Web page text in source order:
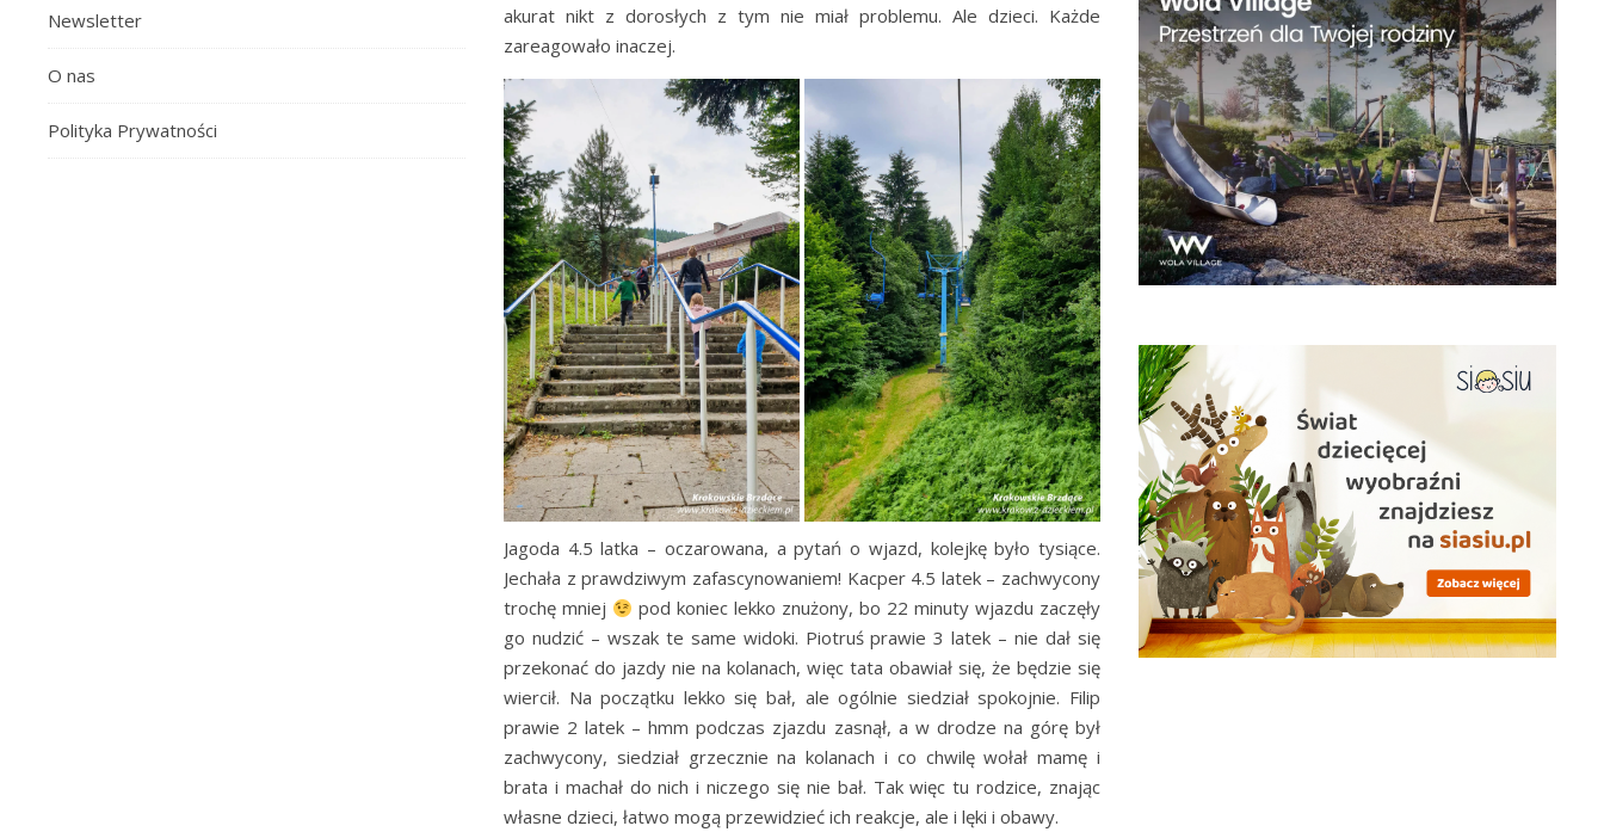
Newsletter
O nas
Polityka Prywatności
akurat nikt z dorosłych z tym nie miał problemu. Ale dzieci. Każde
zareagowało inaczej.
Jagoda 4.5 latka – oczarowana, a pytań o wjazd, kolejkę było tysiące.
Jechała z prawdziwym zafascynowaniem! Kacper 4.5 latek – zachwycony
trochę mniej
pod koniec lekko znużony, bo 22 minuty wjazdu zaczęły
go nudzić – wszak te same widoki. Piotruś prawie 3 latek – nie dał się
przekonać do jazdy nie na kolanach, więc tata obawiał się, że będzie się
wiercił. Na początku lekko się bał, ale ogólnie siedział spokojnie. Filip
prawie 2 latek – hmm podczas zjazdu zasnął, a w drodze na górę był
zachwycony, siedział grzecznie na kolanach i co chwilę wołał mamę i
brata i machał do nich i niczego się nie bał. Tak więc tu rodzice, znając
własne dzieci, łatwo mogą przewidzieć ich reakcje, ale i lęki i obawy.